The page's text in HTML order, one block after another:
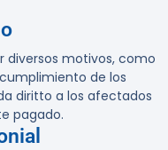
diversos motivos, como
de los
diritto a los afectados
pagado.